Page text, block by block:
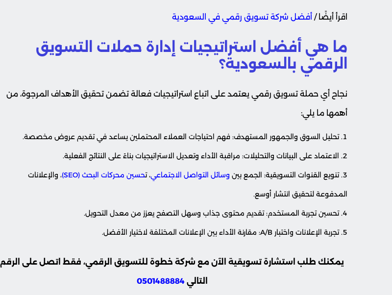
اقرأ أيضًا / أفضل شركة تسويق رقمي في السعودية
ما هي أفضل استراتيجيات إدارة حملات التسويق
الرقمي بالسعودية؟
نجاح أي حملة تسويق رقمي يعتمد على اتباع استراتيجيات فعالة تضمن تحقيق الأهداف المرجوة، من
أهمها ما يلي:
تحليل السوق والجمهور المستهدف: فهم احتياجات العملاء المحتملين يساعد في تقديم عروض مخصصة.
الاعتماد على البيانات والتحليلات: مراقبة الأداء وتعديل الاستراتيجيات بناءً على النتائج الفعلية.
تنويع القنوات التسويقية: الجمع بين وسائل التواصل الاجتماعي، تحسين محركات البحث (SEO) ، والإعلانات
المدفوعة لتحقيق انتشار أوسع.
تحسين تجربة المستخدم: تقديم محتوى جذاب وسهل التصفح يعزز من معدل التحويل.
تجربة الإعلانات واختبار A/B: مقارنة الأداء بين الإعلانات المختلفة لاختيار الأفضل.
يمكنك طلب استشارة تسويقية الآن مع شركة خطوة للتسويق الرقمي، فقط اتصل على الرقم
التالي0501488884